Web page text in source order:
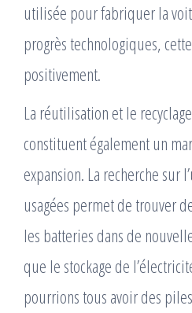
utilisée pour fabriquer la
progrès technologiques,
positivement.
La réutilisation et le
constituent également un
expansion. La recherche sur
usagées permet de trouver
les batteries dans de
que le stockage de
pourrions tous avoir des